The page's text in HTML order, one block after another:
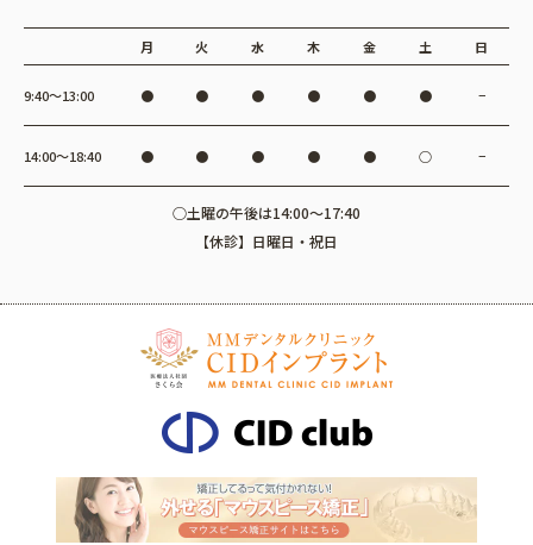
月 火 水 木 金 土 日
9:40〜13:00 ● ● ● ● ● ● −
14:00〜18:40 ● ● ● ● ● ○ −
○土曜の午後は14:00～17:40
【休診】日曜日・祝日